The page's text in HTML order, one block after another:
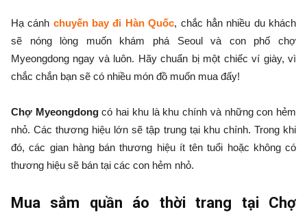
Hạ cánh chuyến bay đi Hàn Quốc, chắc hẳn nhiều du khách
sẽ nóng lòng muốn khám phá Seoul và con phố chợ
Myeongdong ngay và luôn. Hãy chuẩn bị một chiếc ví giày, vì
chắc chắn bạn sẽ có nhiều món đồ muốn mua đấy!
Chợ Myeongdongcó hai khu là khu chính và những con hẻm
nhỏ. Các thương hiệu lớn sẽ tập trung tại khu chính. Trong khi
đó, các gian hàng bán thương hiệu ít tên tuổi hoặc không có
thương hiệu sẽ bán tại các con hẻm nhỏ.
Mua sắm quần áo thời trang tại Chợ